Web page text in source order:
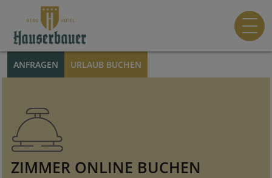
ANFRAGEN URLAUB BUCHEN
ZIMMER ONLINE BUCHEN